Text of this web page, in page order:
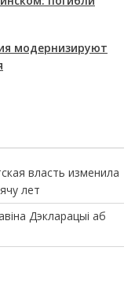
модернизируют
власть изменила
лет
Дэкларацыі аб